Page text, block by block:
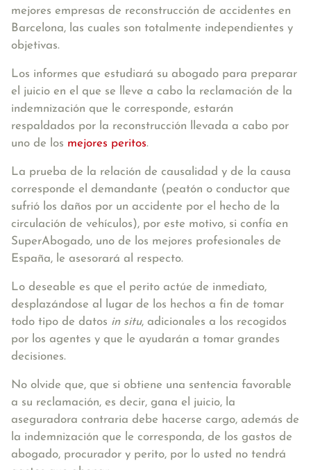
mejores empresas de reconstrucción de accidentes en
Barcelona, las cuales son totalmente independientes y
objetivas.
Los informes que estudiará su abogado para preparar
el juicio en el que se lleve a cabo la reclamación de la
indemnización que le corresponde, estarán
respaldados por la reconstrucción llevada a cabo por
uno de los mejores peritos.
La prueba de la relación de causalidad y de la causa
corresponde el demandante (peatón o conductor que
sufrió los daños por un accidente por el hecho de la
circulación de vehículos), por este motivo, si confía en
SuperAbogado, uno de los mejores profesionales de
España, le asesorará al respecto.
Lo deseable es que el perito actúe de inmediato,
desplazándose al lugar de los hechos a fin de tomar
todo tipo de datos in situ, adicionales a los recogidos
por los agentes y que le ayudarán a tomar grandes
decisiones.
No olvide que, que si obtiene una sentencia favorable
a su reclamación, es decir, gana el juicio, la
aseguradora contraria debe hacerse cargo, además de
la indemnización que le corresponda, de los gastos de
abogado, procurador y perito, por lo usted no tendrá